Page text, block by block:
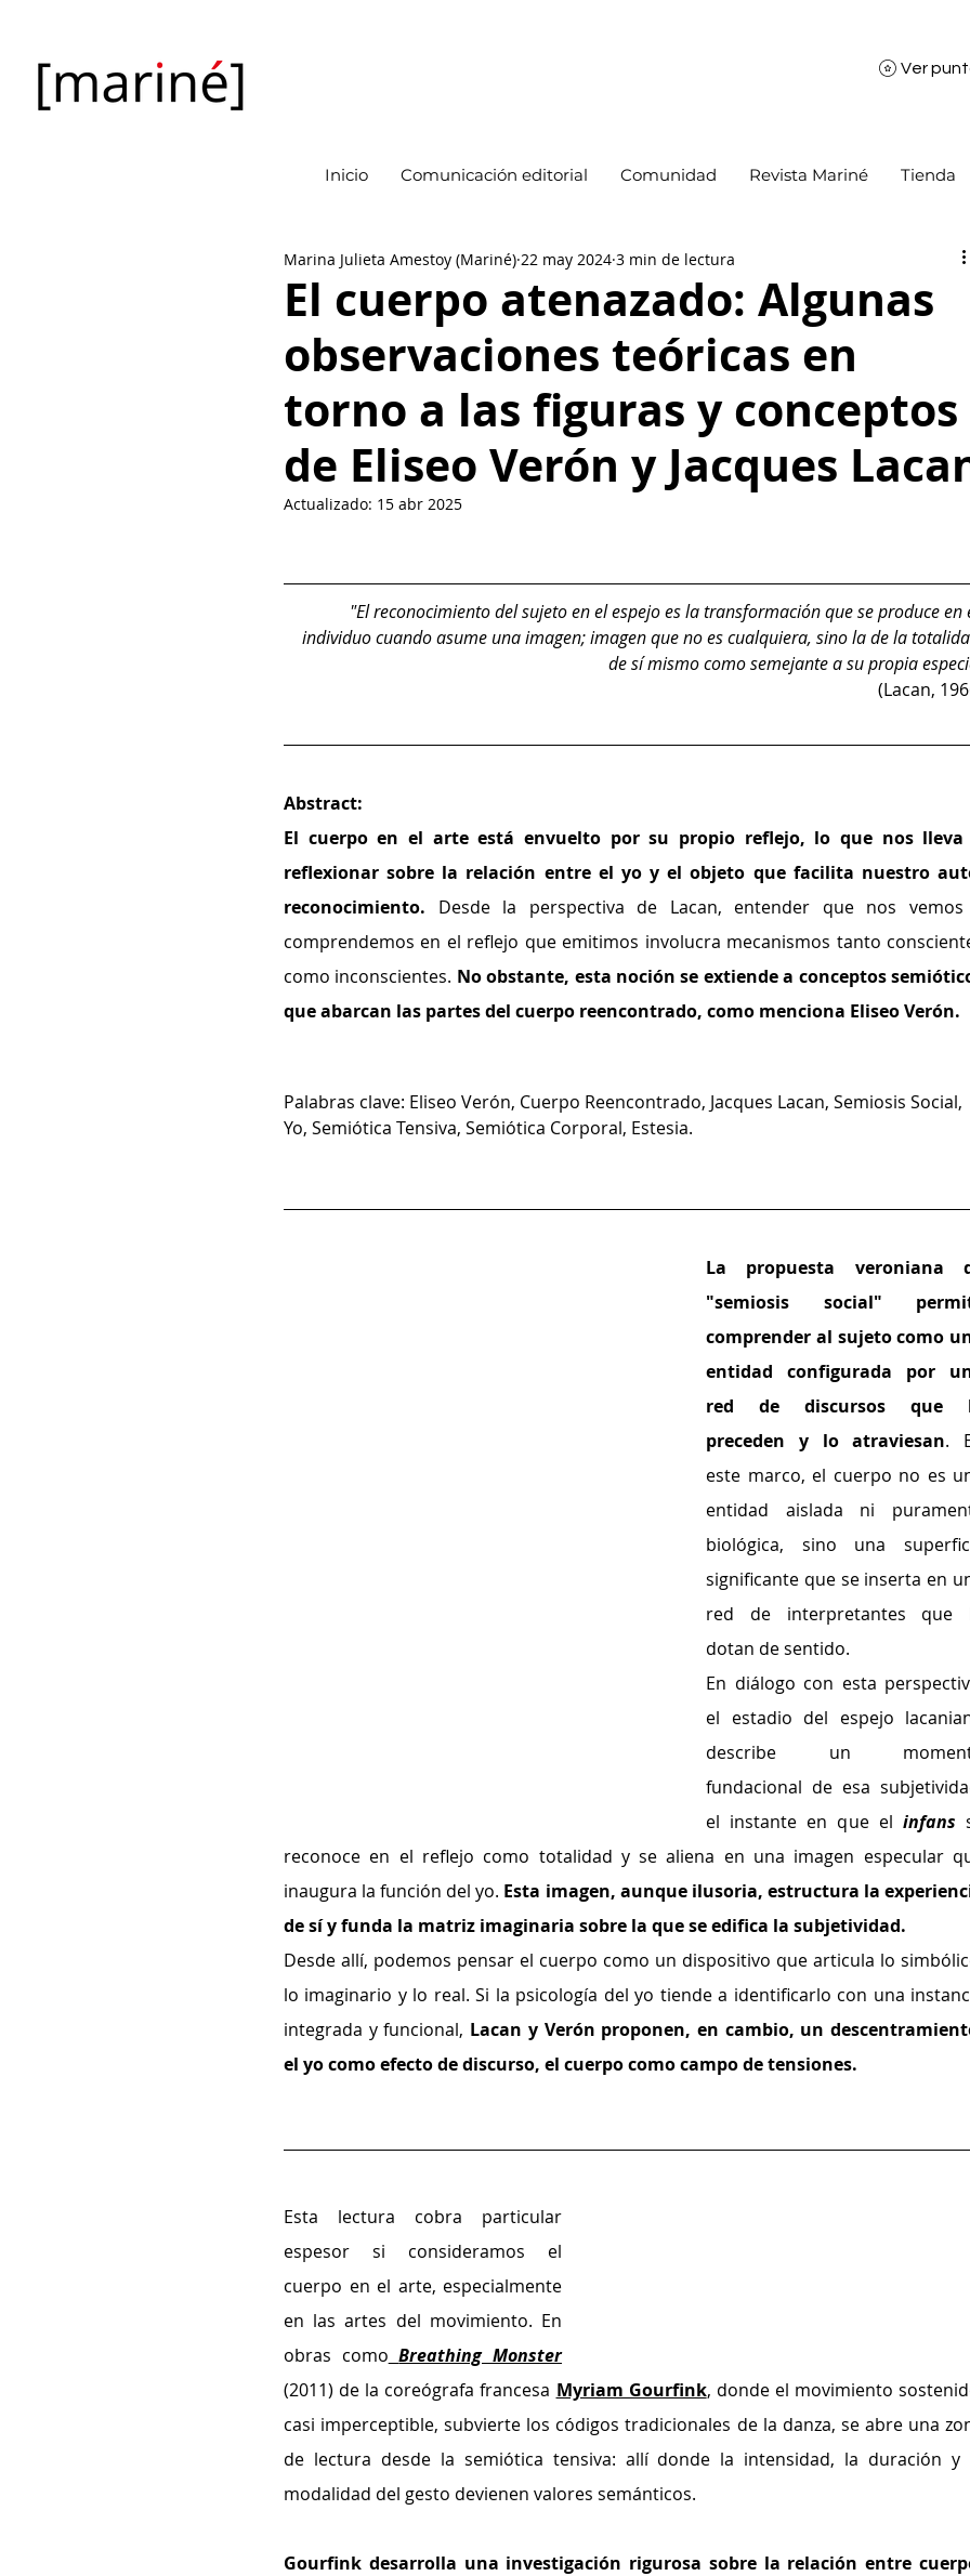
Ver
Inicio Comunicación editorial Comunidad Revista Mariné Tienda
El cuerpo atenazado: Algunas
observaciones teóricas en
torno a las figuras y conceptos
de Eliseo Verón y Jacques
Marina Julieta Amestoy (Mariné) 22 may 2024 3 min de lectura
Actualizado: 15 abr 2025
"El reconocimiento del sujeto en el espejo es la transformación que se produce en
individuo cuando asume una imagen; imagen que no es cualquiera, sino la de la
de sí mismo como semejante a su propia
(Lacan,
Abstract:
El cuerpo en el arte está envuelto por su propio reflejo, lo que nos lleva
reflexionar sobre la relación entre el yo y el objeto que facilita nuestro
reconocimiento. Desde la perspectiva de Lacan, entender que nos
comprendemos en el reflejo que emitimos involucra mecanismos tanto
como inconscientes. No obstante, esta noción se extiende a conceptos
que abarcan las partes del cuerpo reencontrado, como menciona Eliseo Verón.
Palabras clave: Eliseo Verón, Cuerpo Reencontrado, Jacques Lacan, Semiosis Social,
Yo, Semiótica Tensiva, Semiótica Corporal, Estesia.
La propuesta veroniana
"semiosis social"
comprender al sujeto como
entidad configurada por
red de discursos que
preceden y lo atraviesan.
este marco, el cuerpo no es
entidad aislada ni
biológica, sino una
significante que se inserta en
red de interpretantes que
dotan de sentido.
En diálogo con esta
el estadio del espejo
describe un
fundacional de esa
el instante en que el infans
reconoce en el reflejo como totalidad y se aliena en una imagen especular
inaugura la función del yo. Esta imagen, aunque ilusoria, estructura la
de sí y funda la matriz imaginaria sobre la que se edifica la subjetividad.
Desde allí, podemos pensar el cuerpo como un dispositivo que articula lo
lo imaginario y lo real. Si la psicología del yo tiende a identificarlo con una
integrada y funcional, Lacan y Verón proponen, en cambio, un
el yo como efecto de discurso, el cuerpo como campo de tensiones.
Esta lectura cobra particular
espesor si consideramos el
cuerpo en el arte, especialmente
en las artes del movimiento. En
obras como Breathing Monster
(2011) de la coreógrafa francesa Myriam Gourfink, donde el movimiento
casi imperceptible, subvierte los códigos tradicionales de la danza, se abre una
de lectura desde la semiótica tensiva: allí donde la intensidad, la duración y
modalidad del gesto devienen valores semánticos.
Gourfink desarrolla una investigación rigurosa sobre la relación entre